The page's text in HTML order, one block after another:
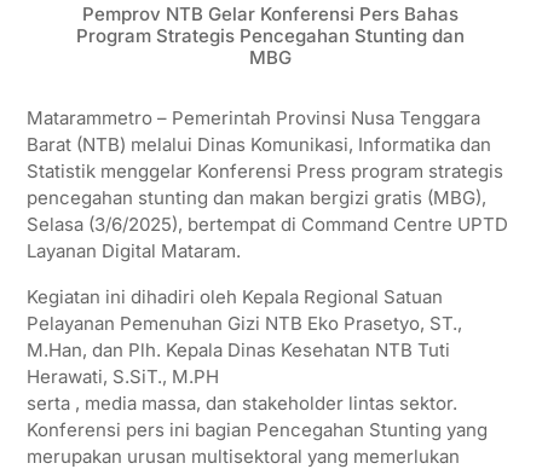
Pemprov NTB Gelar Konferensi Pers Bahas
Program Strategis Pencegahan Stunting dan
MBG
Matarammetro – Pemerintah Provinsi Nusa Tenggara
Barat (NTB) melalui Dinas Komunikasi, Informatika dan
Statistik menggelar Konferensi Press program strategis
pencegahan stunting dan makan bergizi gratis (MBG),
Selasa (3/6/2025), bertempat di Command Centre UPTD
Layanan Digital Mataram.
Kegiatan ini dihadiri oleh Kepala Regional Satuan
Pelayanan Pemenuhan Gizi NTB Eko Prasetyo, ST.,
M.Han, dan Plh. Kepala Dinas Kesehatan NTB Tuti
Herawati, S.SiT., M.PH
serta , media massa, dan stakeholder lintas sektor.
Konferensi pers ini bagian Pencegahan Stunting yang
merupakan urusan multisektoral yang memerlukan